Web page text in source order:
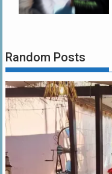
Random Posts